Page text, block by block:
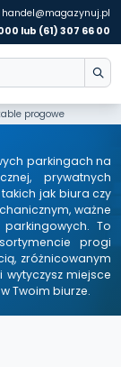
handel@magazynuj.pl
lub (61) 307 66 00
progowe
parkingach na
prywatnych
jak biura czy
ważne
To
progi
zróżnicowanym
miejsce
Twoim biurze.